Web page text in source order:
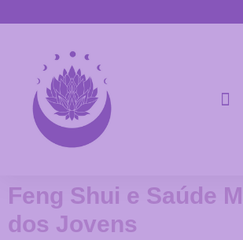
Feng Shui e Saúde
dos Jovens